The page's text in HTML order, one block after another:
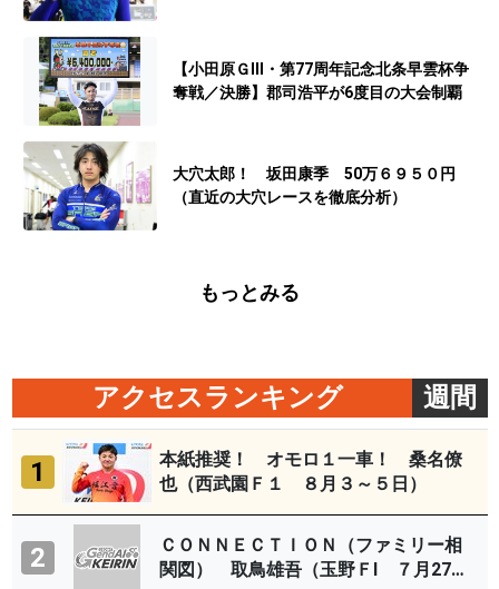
【小田原ＧⅢ・第77周年記念北条早雲杯争
奪戦／決勝】郡司浩平が6度目の大会制覇
大穴太郎！ 坂田康季 50万６９５０円
（直近の大穴レースを徹底分析）
もっとみる
アクセスランキング 週間
1
本紙推奨！ オモロ１一車！ 桑名僚
也（西武園Ｆ１ ８月３～５日）
2
ＣＯＮＮＥＣＴＩＯＮ（ファミリー相
関図） 取鳥雄吾（玉野ＦⅠ ７月27～